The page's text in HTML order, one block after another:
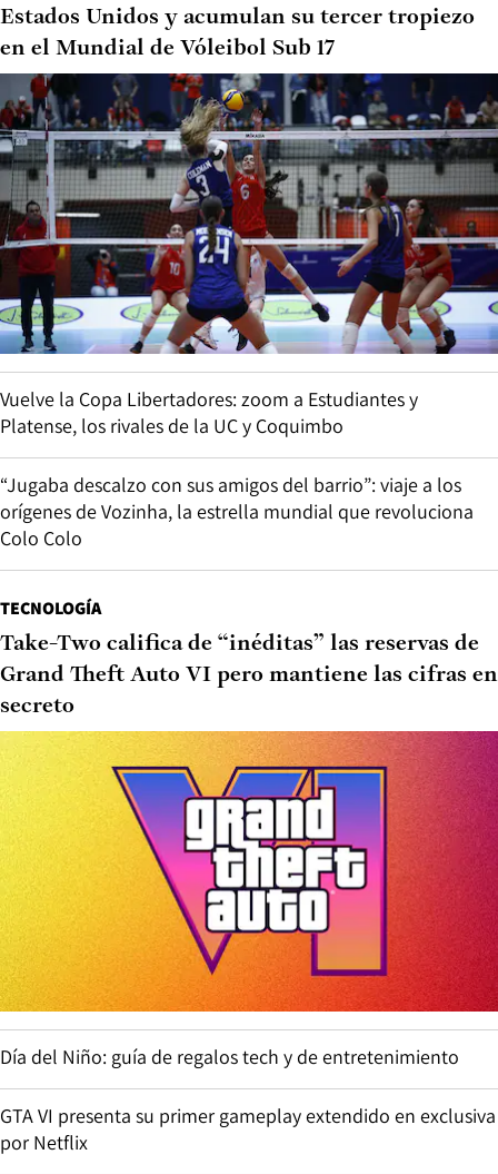
Estados Unidos y acumulan su tercer tropiezo
en el Mundial de Vóleibol Sub 17
Vuelve la Copa Libertadores: zoom a Estudiantes y
Platense, los rivales de la UC y Coquimbo
“Jugaba descalzo con sus amigos del barrio”: viaje a los
orígenes de Vozinha, la estrella mundial que revoluciona
Colo Colo
TECNOLOGÍA
Take-Two califica de “inéditas” las reservas de
Grand Theft Auto VI pero mantiene las cifras en
secreto
Día del Niño: guía de regalos tech y de entretenimiento
GTA VI presenta su primer gameplay extendido en exclusiva
por Netflix